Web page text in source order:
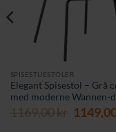
SPISESTUESTOLER
Elegant Spisestol – Grå
med moderne Wannen-
1169,00kr